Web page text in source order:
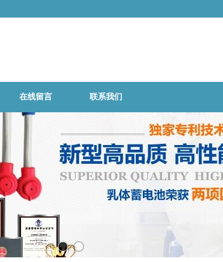
在线留言 联系我们